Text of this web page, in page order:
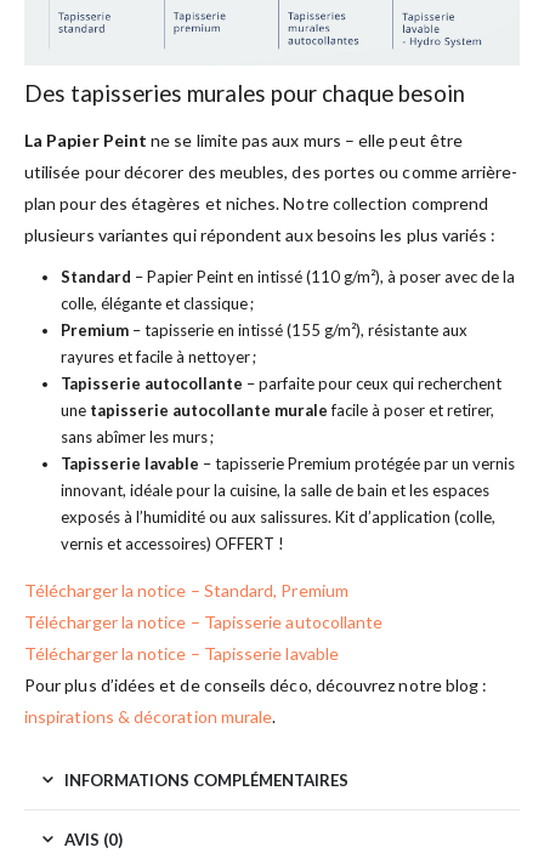
Des tapisseries murales pour chaque besoin
La Papier Peint ne se limite pas aux murs – elle peut être
utilisée pour décorer des meubles, des portes ou comme arrière-
plan pour des étagères et niches. Notre collection comprend
plusieurs variantes qui répondent aux besoins les plus variés :
Standard – Papier Peint en intissé (110 g/m²), à poser avec de la
colle, élégante et classique ;
Premium– tapisserie en intissé (155 g/m²), résistante aux
rayures et facile à nettoyer ;
Tapisserie autocollante – parfaite pour ceux qui recherchent
une tapisserie autocollante muralefacile à poser et retirer,
sans abîmer les murs ;
Tapisserie lavable – tapisserie Premium protégée par un vernis
innovant, idéale pour la cuisine, la salle de bain et les espaces
exposés à l’humidité ou aux salissures. Kit d’application (colle,
vernis et accessoires) OFFERT !
Télécharger la notice – Standard, Premium
Télécharger la notice – Tapisserie autocollante
Télécharger la notice – Tapisserie lavable
Pour plus d’idées et de conseils déco, découvrez notre blog :
inspirations & décoration murale.
INFORMATIONS COMPLÉMENTAIRES
AVIS (0)